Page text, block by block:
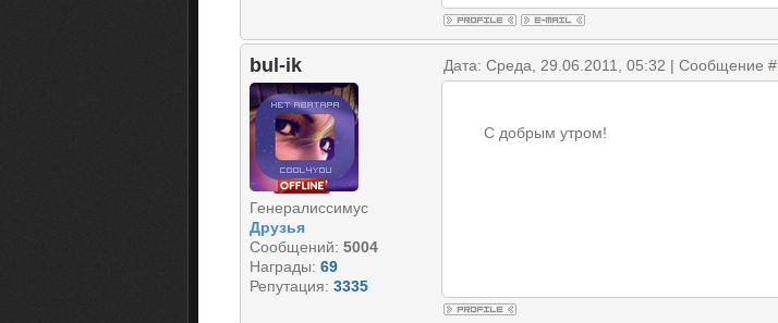
bul-ik Дата: Среда, 29.06.2011, 05:32 | Сообщение #
Генералиссимус
Друзья
Сообщений: 5004
Награды: 69
Репутация: 3335
С добрым утром!